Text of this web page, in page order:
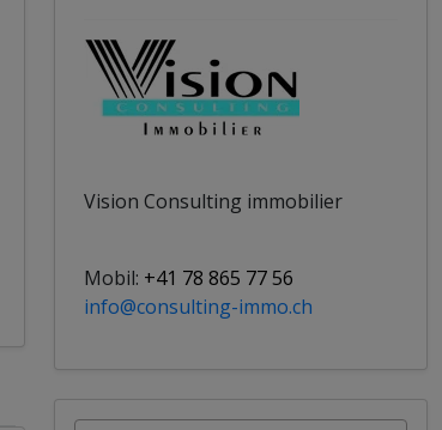
Vision Consulting immobilier
Mobil: +41 78 865 77 56
info@consulting-immo.ch